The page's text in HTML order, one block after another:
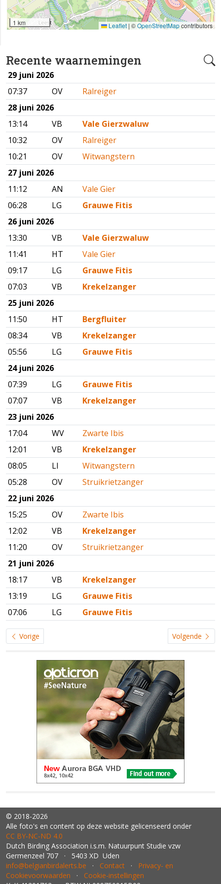
Recente waarnemingen
29 juni 2026
07:37
OV
Ralreiger
28 juni 2026
13:14
VB
Vale Gierzwaluw
10:32
OV
Ralreiger
10:21
OV
Witwangstern
27 juni 2026
11:12
AN
Vale Gier
06:28
LG
Grauwe Fitis
26 juni 2026
13:30
VB
Vale Gierzwaluw
11:41
HT
Vale Gier
09:17
LG
Grauwe Fitis
07:03
VB
Krekelzanger
25 juni 2026
11:50
HT
Bergfluiter
08:34
VB
Krekelzanger
05:56
LG
Grauwe Fitis
24 juni 2026
07:39
LG
Grauwe Fitis
07:07
VB
Krekelzanger
23 juni 2026
17:04
WV
Zwarte Ibis
12:01
VB
Krekelzanger
08:05
LI
Witwangstern
05:28
OV
Struikrietzanger
22 juni 2026
15:25
OV
Zwarte Ibis
12:02
VB
Krekelzanger
11:20
OV
Struikrietzanger
21 juni 2026
18:17
VB
Krekelzanger
13:19
LG
Grauwe Fitis
07:06
LG Grauwe Fitis
Vorige Volgende
1 km Leaflet | ©OpenStreetMapcontributors
© 2018-2026
Alle foto's en content op deze website gelicenseerd onder
CC BY‑NC‑ND 4.0
Dutch Birding Association i.s.m. Natuurpunt Studie vzw
Germenzeel 707 · 5403 XD Uden
info@belgianbirdalerts.be · Contact · Privacy- en
Cookievoorwaarden · Cookie-instellingen